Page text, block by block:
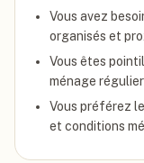
Vous avez
organisés et
Vous êtes
ménage régulier
Vous préférez
et conditions